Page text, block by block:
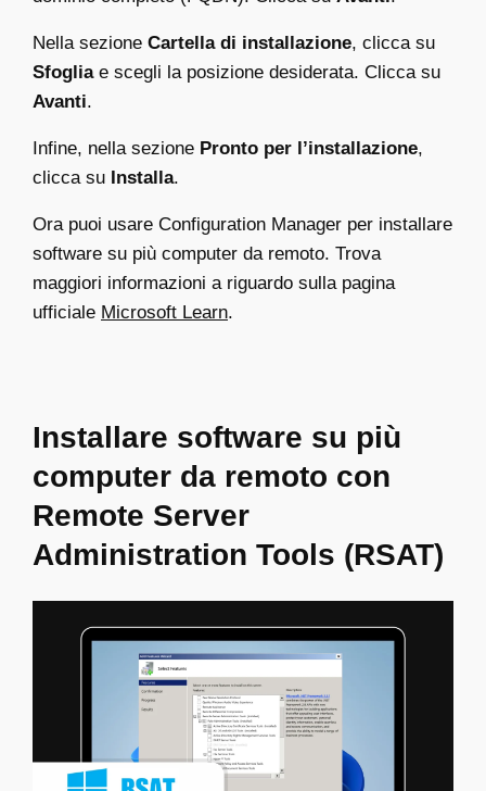
Nella sezione Cartella di installazione, clicca su
Sfogliae scegli la posizione desiderata. Clicca su
Avanti.
Infine, nella sezione Pronto per l’installazione,
clicca su Installa.
Ora puoi usare Configuration Manager per installare
software su più computer da remoto. Trova
maggiori informazioni a riguardo sulla pagina
ufficiale Microsoft Learn.
Installare software su più
computer da remoto con
Remote Server
Administration Tools (RSAT)